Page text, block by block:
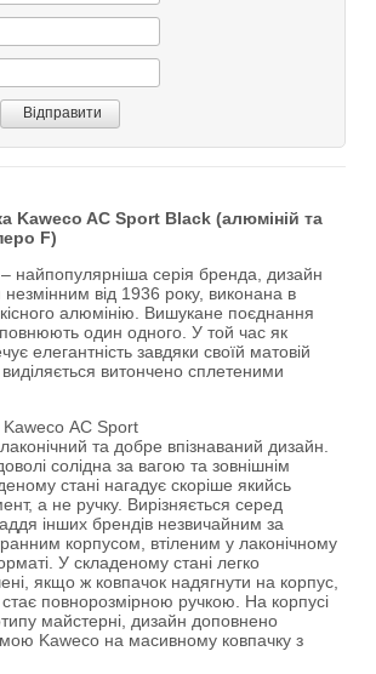
Kaweco AC Sport Black (алюміній та
F)
найпопулярніша серія бренда, дизайн
незмінним від 1936 року, виконана в
алюмінію. Вишукане поєднання
один одного. У той час як
елегантність завдяки своїй матовій
витончено сплетеними
AC Sport
та добре впізнаваний дизайн.
солідна за вагою та зовнішнім
стані нагадує скоріше якийсь
а не ручку. Вирізняється серед
інших брендів незвичайним за
корпусом, втіленим у лаконічному
У складеному стані легко
якщо ж ковпачок надягнути на корпус,
повнорозмірною ручкою. На корпусі
майстерні, дизайн доповнено
Kaweco на масивному ковпачку з